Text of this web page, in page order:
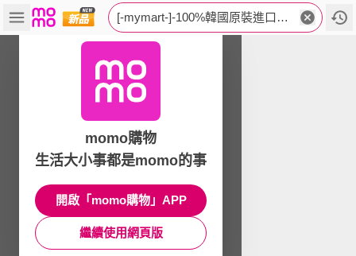
[-mymart-]-100%韓國原裝進口商品
momo購物
生活大小事都是momo的事
開啟「momo購物」APP
繼續使用網頁版